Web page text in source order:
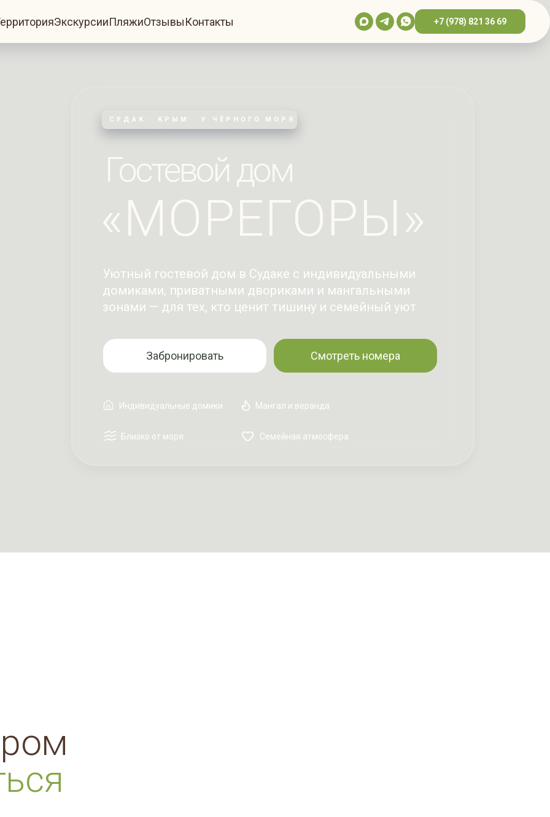
ЭкскурсииПляжиОтзывыКонтакты +7 (978) 821 36 69
Забронировать Смотреть номера
СУДАК · КРЫМ · У ЧЁРНОГО МОРЯ
Гостевой дом
«МОРЕГОРЫ»
Уютный гостевой дом в Судаке с индивидуальными
домиками, приватными двориками и мангальными
зонами — для тех, кто ценит тишину и семейный уют
Индивидуальные домики Мангал и веранда
Близко от моря Семейная атмосфера